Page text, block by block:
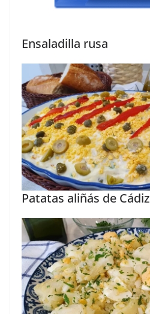
Ensaladilla rusa
Patatas aliñás de Cádiz